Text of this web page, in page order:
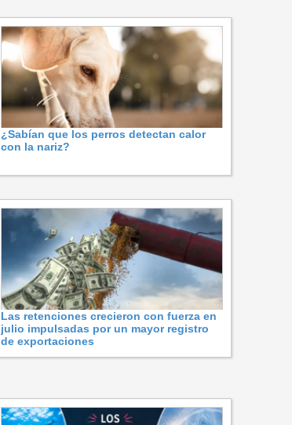
¿Sabían que los perros detectan calor
con la nariz?
Las retenciones crecieron con fuerza en
julio impulsadas por un mayor registro
de exportaciones